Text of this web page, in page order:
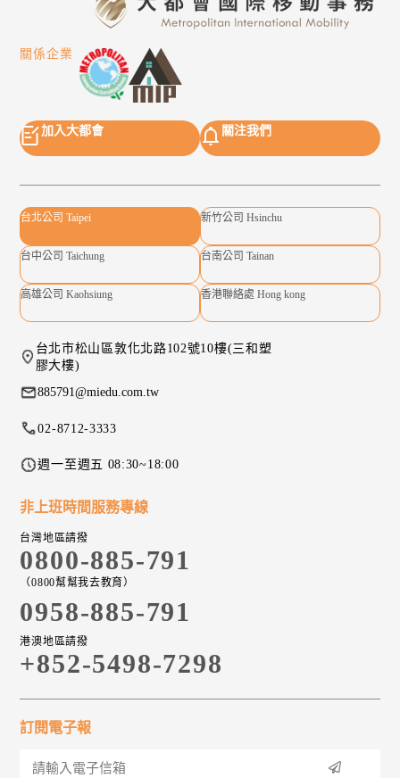
關係企業
加入大都會 關注我們
台北公司 Taipei 新竹公司 Hsinchu
台中公司 Taichung 台南公司 Tainan
高雄公司 Kaohsiung 香港聯絡處 Hong kong
台北市松山區敦化北路102號10樓(三和塑
膠大樓)
885791@miedu.com.tw
02-8712-3333
週一至週五 08:30~18:00
非上班時間服務專線
台灣地區請撥
0800-885-791
（0800幫幫我去教育）
0958-885-791
港澳地區請撥
+852-5498-7298
訂閱電子報